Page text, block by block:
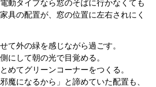
動タイプなら窓のそばに行かなくても
具の配置が、窓の位置に左右されにく
て外の緑を感じながら過ごす。
にして朝の光で目覚める。
めてグリーンコーナーをつくる。
魔になるから」と諦めていた配置も、